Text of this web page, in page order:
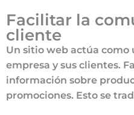
Facilitar la
cliente
Un sitio web actúa como
empresa y sus clientes.
información sobre
promociones. Esto se